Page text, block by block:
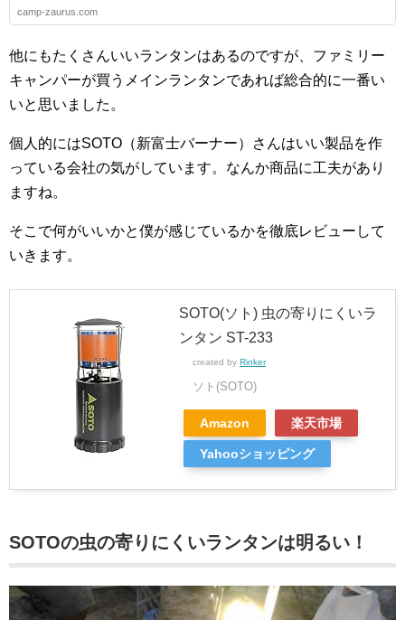
camp-zaurus.com
他にもたくさんいいランタンはあるのですが、ファミリー
キャンパーが買うメインランタンであれば総合的に一番い
いと思いました。
個人的にはSOTO（新富士バーナー）さんはいい製品を作
っている会社の気がしています。なんか商品に工夫があり
ますね。
そこで何がいいかと僕が感じているかを徹底レビューして
いきます。
SOTO(ソト) 虫の寄りにくいラ
ンタン ST-233
created by Rinker
ソト(SOTO)
Amazon 楽天市場
Yahooショッピング
SOTOの虫の寄りにくいランタンは明るい！